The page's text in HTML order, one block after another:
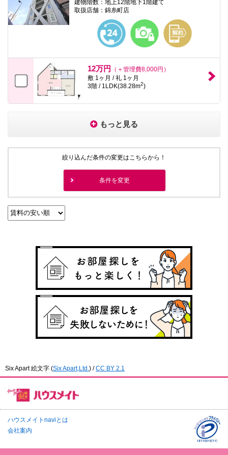
建物階数：地上12階地下1階建て
取扱店舗：錦糸町店
12万円
（＋管理費8,000円）
敷 1ヶ月 / 礼 1ヶ月
3階 / 1LDK(38.28m2)
もっと見る
絞り込んだ条件の変更はこちらから！
条件を変更
Six Apart 絵文字 (Six Apart,Ltd. ) /CC BY 2.1
ハウスメイトnaviとは
会社案内